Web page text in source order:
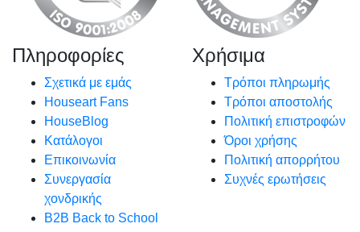
Πληροφορίες
Σχετικά με εμάς
Houseart Fans
HouseBlog
Κατάλογοι
Επικοινωνία
Συνεργασία
χονδρικής
B2B Back to School
Χρήσιμα
Τρόποι πληρωμής
Τρόποι αποστολής
Πολιτική επιστροφών
Όροι χρήσης
Πολιτική απορρήτου
Συχνές ερωτήσεις